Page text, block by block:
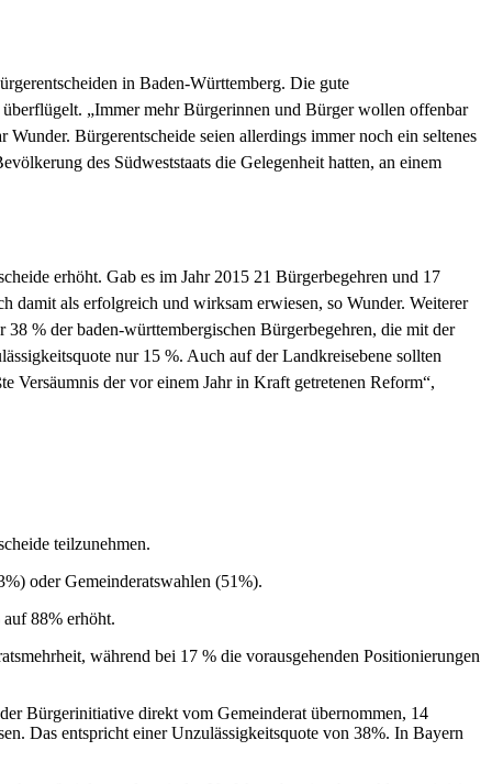
in Baden-Württemberg. Die gute
„Immer mehr Bürgerinnen und Bürger wollen offenbar
Bürgerentscheide seien allerdings immer noch ein seltenes
des Südweststaats die Gelegenheit hatten, an einem
erhöht. Gab es im Jahr 2015 21 Bürgerbegehren und 17
damit als erfolgreich und wirksam erwiesen, so Wunder. Weiterer
% der baden-württembergischen Bürgerbegehren, die mit der
nur 15 %. Auch auf der Landkreisebene sollten
Versäumnis der vor einem Jahr in Kraft getretenen Reform“,
teilzunehmen.
oder Gemeinderatswahlen (51%).
88% erhöht.
während bei 17 % die vorausgehenden Positionierungen
Bürgerinitiative direkt vom Gemeinderat übernommen, 14
Das entspricht einer Unzulässigkeitsquote von 38%. In Bayern